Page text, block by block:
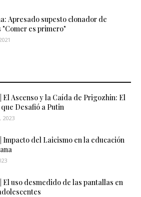
Apresado supesto clonador de
es primero"
El Ascenso y la Caída de Prigozhin: El
Desafió a Putin
2023
Impacto del Laicismo en la educación
El uso desmedido de las pantallas en